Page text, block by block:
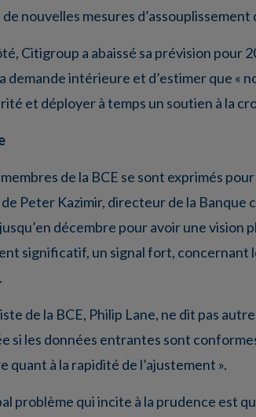
nouvelles mesures
Citigroup a abaissé sa prévision pour
demande intérieure et d’estimer que «
et déployer à temps un soutien à la
de la BCE se sont exprimés
Peter Kazimir, directeur de la
décembre pour avoir une vision
significatif, un signal fort,
de la BCE, Philip Lane, ne dit pas
si les données entrantes sont
quant à la rapidité de l’ajustement ».
problème qui incite à la prudence est